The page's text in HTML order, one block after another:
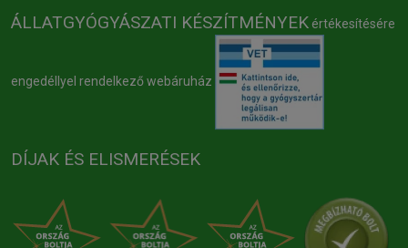
ÁLLATGYÓGYÁSZATI KÉSZÍTMÉNYEK értékesítésére
engedéllyel rendelkező webáruház
DÍJAK ÉS ELISMERÉSEK